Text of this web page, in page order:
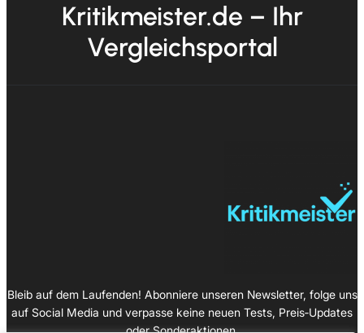
Kritikmeister.de – Ihr
Vergleichsportal
Bleib auf dem Laufenden! Abonniere unseren Newsletter, folge uns
auf Social Media und verpasse keine neuen Tests, Preis‑Updates